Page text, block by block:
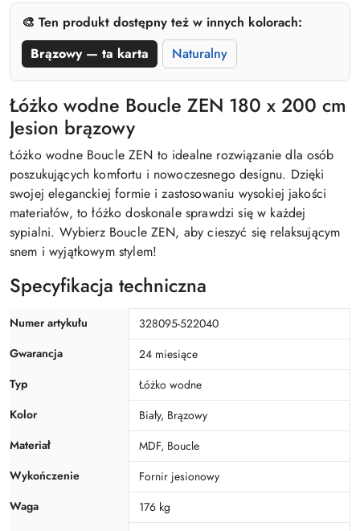
🎨 Ten produkt dostępny też w innych kolorach:
Brązowy — ta karta
Naturalny
Łóżko wodne Boucle ZEN 180 x 200 cm
Jesion brązowy
Łóżko wodne Boucle ZEN to idealne rozwiązanie dla osób
poszukujących komfortu i nowoczesnego designu. Dzięki
swojej eleganckiej formie i zastosowaniu wysokiej jakości
materiałów, to łóżko doskonale sprawdzi się w każdej
sypialni. Wybierz Boucle ZEN, aby cieszyć się relaksującym
snem i wyjątkowym stylem!
Specyfikacja techniczna
Numer artykułu
328095-522040
Gwarancja
24 miesiące
Typ
Łóżko wodne
Kolor
Biały, Brązowy
Materiał
MDF, Boucle
Wykończenie
Fornir jesionowy
Waga
176 kg